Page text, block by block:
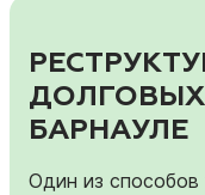
ДОЛГОВЫХ
БАРНАУЛЕ
Один из способов